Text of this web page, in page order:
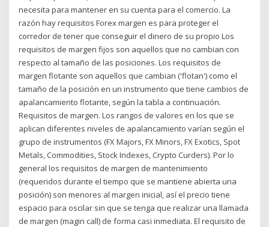
necesita para mantener en su cuenta para el comercio. La
razón hay requisitos Forex margen es para proteger el
corredor de tener que conseguir el dinero de su propio Los
requisitos de margen fijos son aquellos que no cambian con
respecto al tamaño de las posiciones. Los requisitos de
margen flotante son aquellos que cambian ('flotan') como el
tamaño de la posición en un instrumento que tiene cambios de
apalancamiento flotante, según la tabla a continuación.
Requisitos de margen. Los rangos de valores en los que se
aplican diferentes niveles de apalancamiento varían según el
grupo de instrumentos (FX Majors, FX Minors, FX Exotics, Spot
Metals, Commodities, Stock Indexes, Crypto Curders). Por lo
general los requisitos de margen de mantenimiento
(requeridos durante el tiempo que se mantiene abierta una
posición) son menores al margen inicial, así el precio tiene
espacio para oscilar sin que se tenga que realizar una llamada
de margen (magin call) de forma casi inmediata. El requisito de